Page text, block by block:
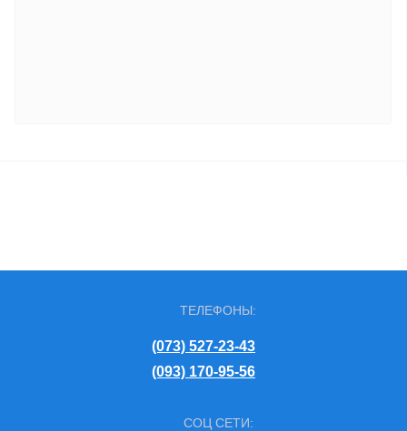
ТЕЛЕФОНЫ:
(073) 527-23-43
(093) 170-95-56
СОЦ СЕТИ: